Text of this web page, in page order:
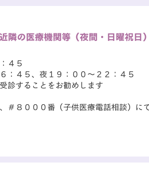
隣の医療機関等（夜間・日曜祝日）
４５
：４５、夜１９：００～２２：４５
診することをお勧めします
＃８０００番（子供医療電話相談）に